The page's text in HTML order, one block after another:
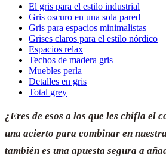
El gris para el estilo industrial
Gris oscuro en una sola pared
Gris para espacios minimalistas
Grises claros para el estilo nórdico
Espacios relax
Techos de madera gris
Muebles perla
Detalles en gris
Total grey
¿Eres de esos a los que les chifla el
una acierto para combinar en
también es una apuesta segura a